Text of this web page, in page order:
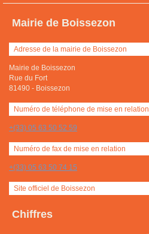
Mairie de Boissezon
Adresse de la mairie de Boissezon
Mairie de Boissezon
Rue du Fort
81490 - Boissezon
Numéro de téléphone de mise en relation
+(33) 05 63 50 52 59
Numéro de fax de mise en relation
+(33) 05 63 50 74 15
Site officiel de Boissezon
Chiffres